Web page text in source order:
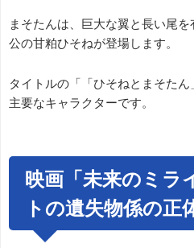
まそたんは、巨大な翼と長い尾
公の甘粕ひそねが登場します。
タイトルの「「ひそねとまそた
主要なキャラクターです。
映画「未来のミラ
トの遺失物係の正